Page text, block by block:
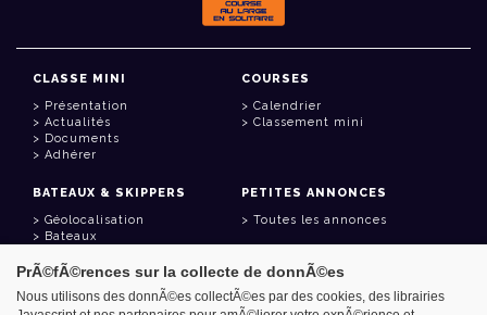
CLASSE MINI
Présentation
Actualités
Documents
Adhérer
COURSES
Calendrier
Classement mini
BATEAUX & SKIPPERS
Géolocalisation
Bateaux
PETITES ANNONCES
Toutes les annonces
LIENS UTILES
PrÃ©fÃ©rences sur la collecte de donnÃ©es
Nous utilisons des donnÃ©es collectÃ©es par des cookies, des librairies